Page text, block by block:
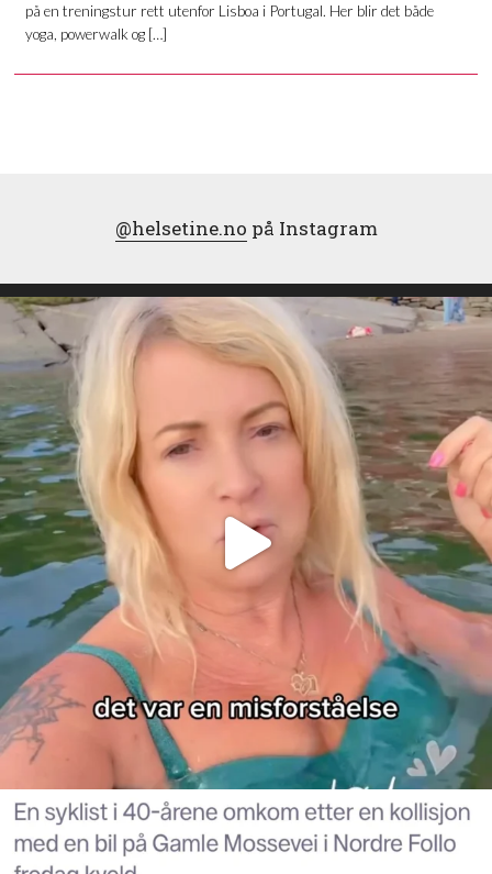
på en treningstur rett utenfor Lisboa i Portugal. Her blir det både
yoga, powerwalk og […]
@helsetine.no på Instagram